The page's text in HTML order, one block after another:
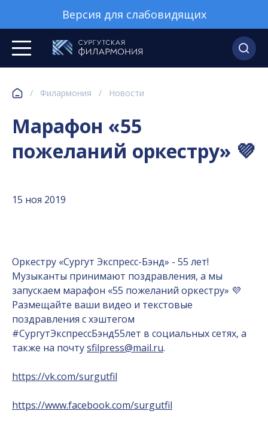
Версия для слабовидящих
/ Филармония / Новости
Марафон «55
пожеланий оркестру» 💜
15 ноя 2019
Оркестру «Сургут Экспресс-Бэнд» - 55 лет!
Музыканты принимают поздравления, а мы
запускаем марафон «55 пожеланий оркестру» 💜
Размещайте ваши видео и текстовые
поздравления с хэштегом
#СургутЭкспрессБэнд55лет в социальных сетях, а
также на почтуsfilpress@mail.ru.
https://vk.com/surgutfil
https://www.facebook.com/surgutfil